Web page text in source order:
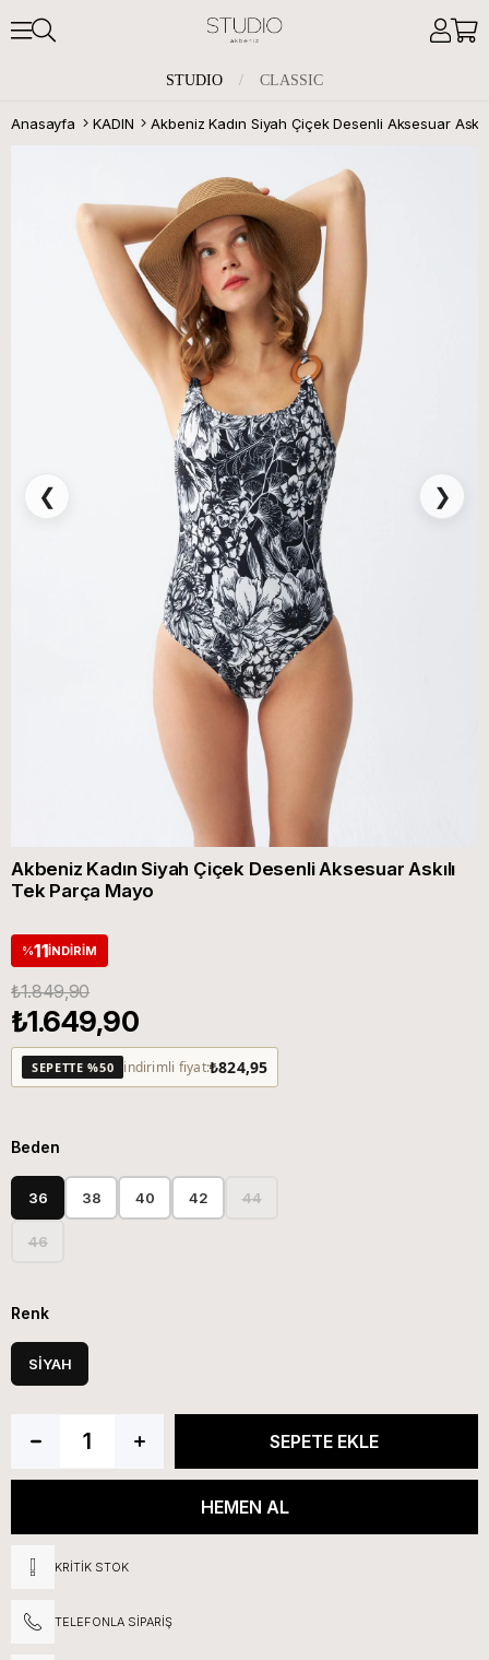
STUDIO / CLASSIC
Anasayfa KADIN
❮ ❯
Akbeniz Kadın Siyah Çiçek Desenli Aksesuar Askılı
Tek Parça Mayo
%11İNDIRIM
₺1.849,90
₺1.649,90
SEPETTE %50 indirimli fiyat:₺824,95
Beden
36 38 40 42 44
46
Renk
SİYAH
KRITIK STOK
TELEFONLA SIPARIŞ